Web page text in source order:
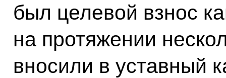
был целевой взнос
на протяжении
вносили в уставный